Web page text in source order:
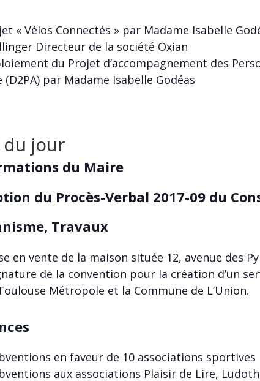
« Vélos Connectés » par Madame Isabelle
Directeur de la société Oxian
du Projet d’accompagnement des
par Madame Isabelle Godéas
jour
du Maire
du Procès-Verbal 2017-09 du
Travaux
en vente de la maison située 12, avenue des
de la convention pour la création d’un
Métropole et la Commune de L’Union.
en faveur de 10 associations sportives
aux associations Plaisir de Lire,